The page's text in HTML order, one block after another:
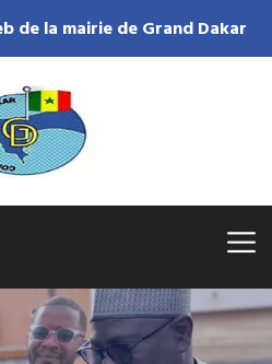
de la mairie de Grand Dakar